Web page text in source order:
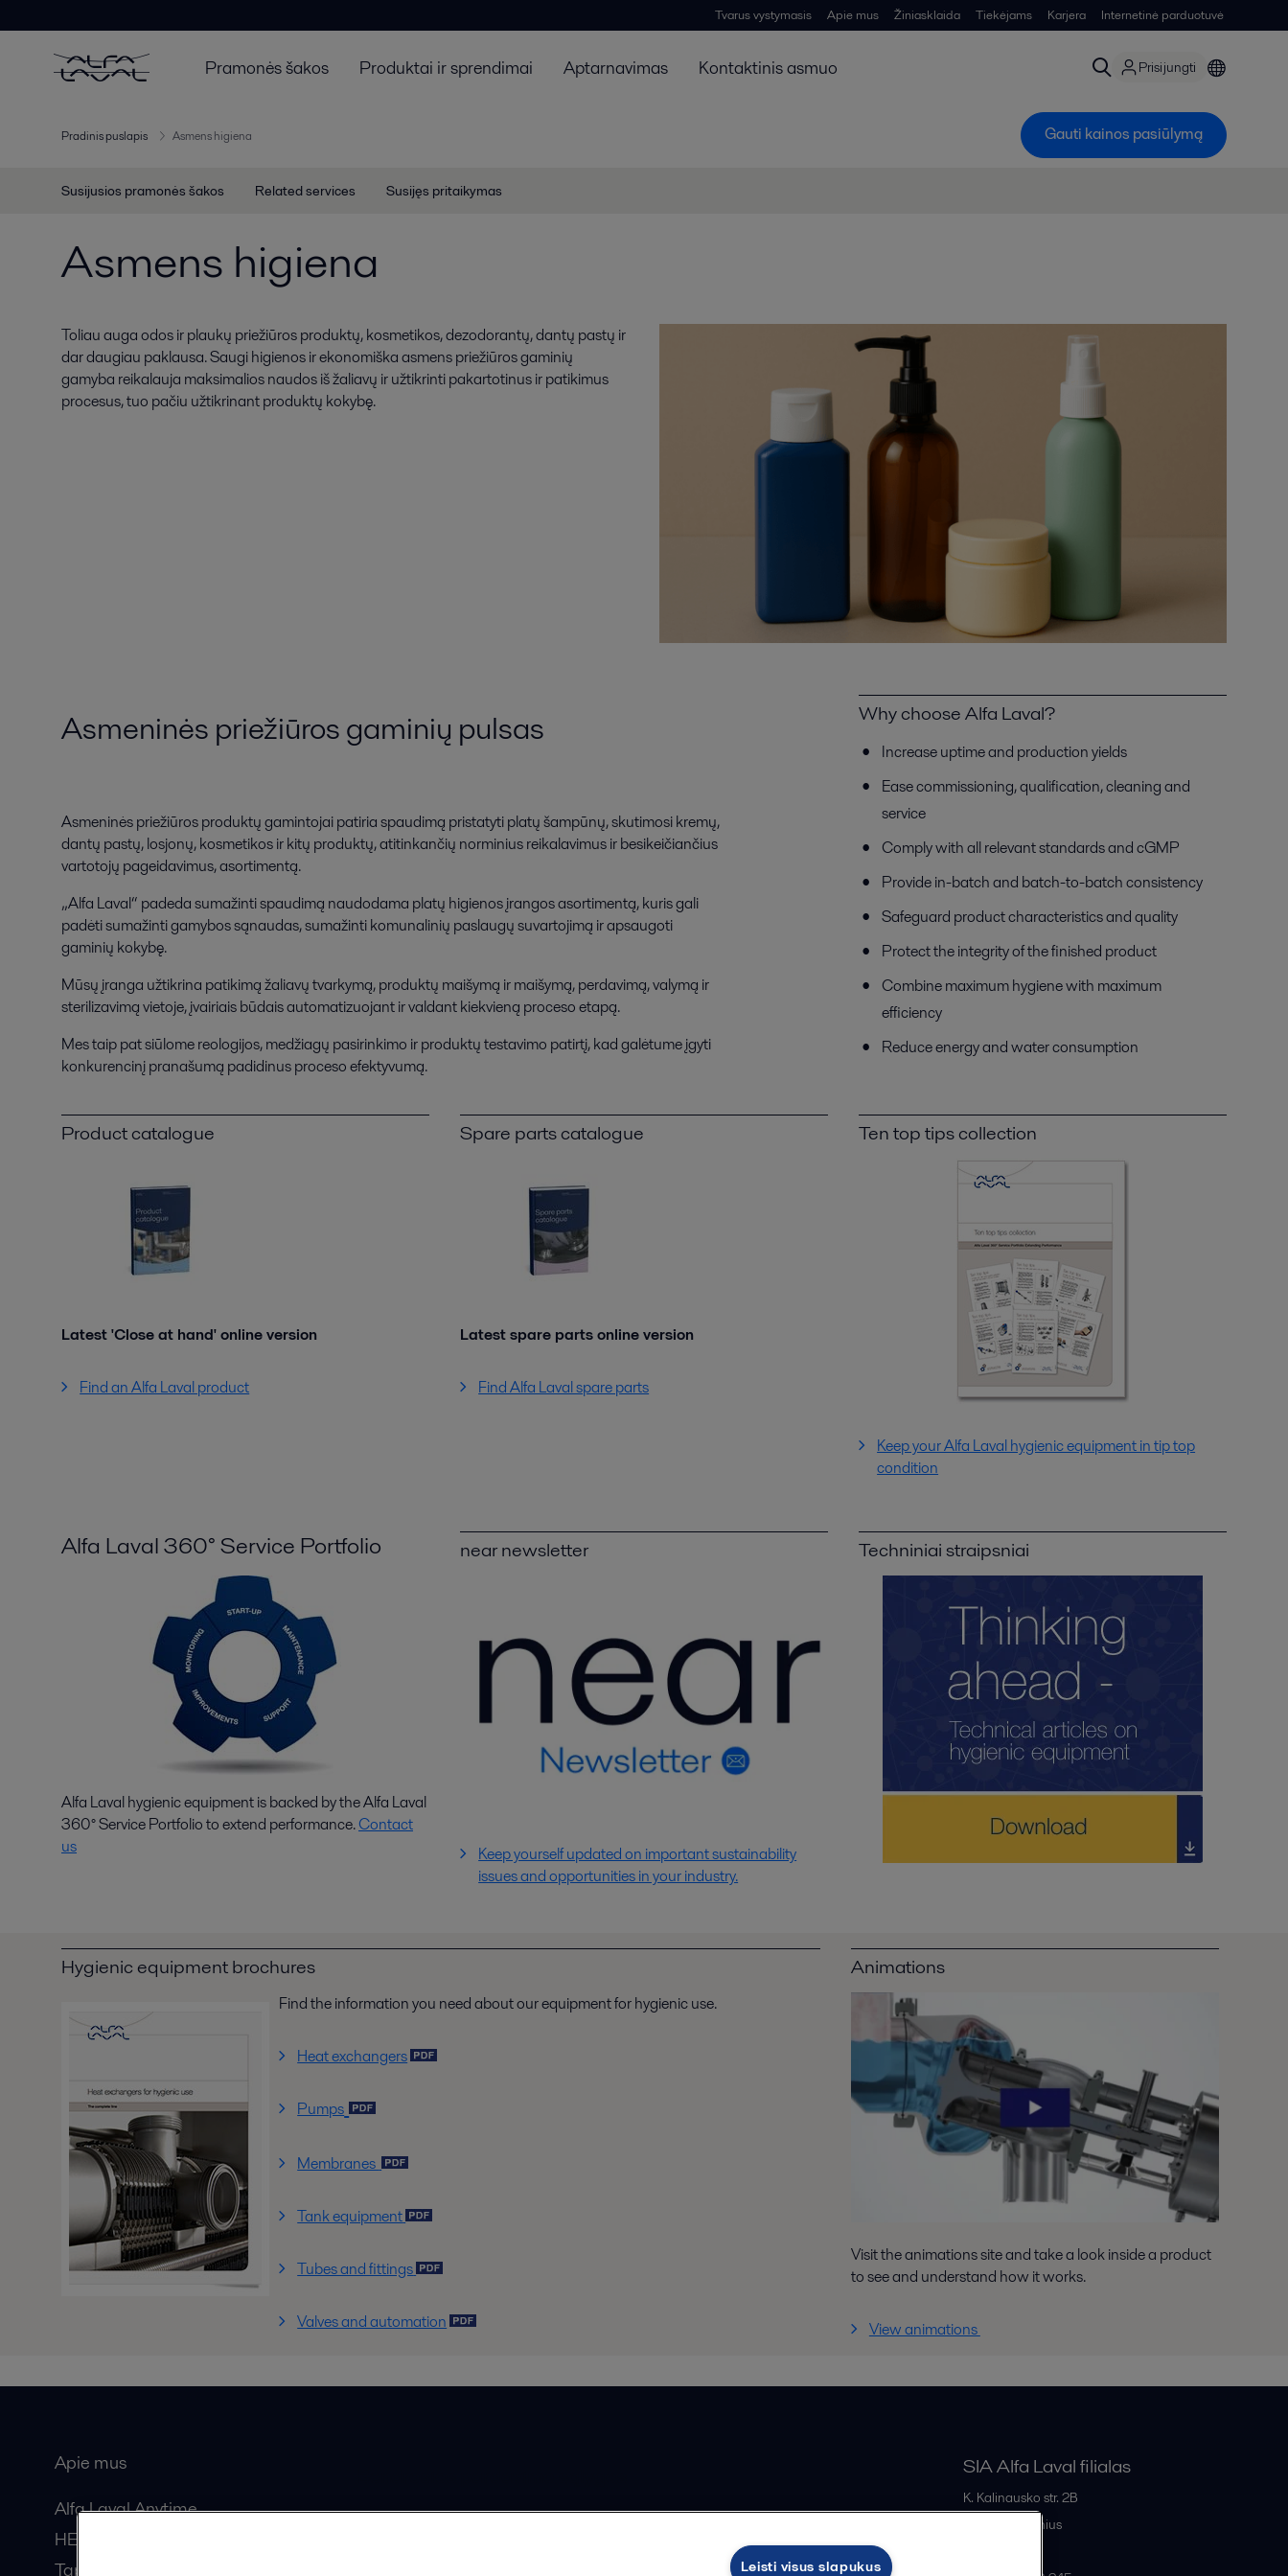
Tvarus vystymasis Apie mus Žiniasklaida Tiekėjams Karjera Internetinė parduotuvė
Pramonės šakos Produktai ir sprendimai Aptarnavimas Kontaktinis asmuo Prisijungti
Pradinis puslapis Asmens higiena Gauti kainos pasiūlymą
Susijusios pramonės šakos Related services Susijęs pritaikymas
Asmens higiena
Toliau auga odos ir plaukų priežiūros produktų, kosmetikos, dezodorantų, dantų pastų ir
dar daugiau paklausa. Saugi higienos ir ekonomiška asmens priežiūros gaminių
gamyba reikalauja maksimalios naudos iš žaliavų ir užtikrinti pakartotinus ir patikimus
procesus, tuo pačiu užtikrinant produktų kokybę.
Asmeninės priežiūros gaminių pulsas
Asmeninės priežiūros produktų gamintojai patiria spaudimą pristatyti platų šampūnų, skutimosi kremų,
dantų pastų, losjonų, kosmetikos ir kitų produktų, atitinkančių norminius reikalavimus ir besikeičiančius
vartotojų pageidavimus, asortimentą.
„Alfa Laval“ padeda sumažinti spaudimą naudodama platų higienos įrangos asortimentą, kuris gali
padėti sumažinti gamybos sąnaudas, sumažinti komunalinių paslaugų suvartojimą ir apsaugoti
gaminių kokybę.
Mūsų įranga užtikrina patikimą žaliavų tvarkymą, produktų maišymą ir maišymą, perdavimą, valymą ir
sterilizavimą vietoje, įvairiais būdais automatizuojant ir valdant kiekvieną proceso etapą.
Mes taip pat siūlome reologijos, medžiagų pasirinkimo ir produktų testavimo patirtį, kad galėtume įgyti
konkurencinį pranašumą padidinus proceso efektyvumą.
Why choose Alfa Laval?
Increase uptime and production yields
Ease commissioning, qualification, cleaning and
service
Comply with all relevant standards and cGMP
Provide in-batch and batch-to-batch consistency
Safeguard product characteristics and quality
Protect the integrity of the finished product
Combine maximum hygiene with maximum
efficiency
Reduce energy and water consumption
Product catalogue
Latest 'Close at hand' online version
Find an Alfa Laval product
Spare parts catalogue
Latest spare parts online version
Find Alfa Laval spare parts
Ten top tips collection
Keep your Alfa Laval hygienic equipment in tip top
condition
Alfa Laval 360° Service Portfolio
Alfa Laval hygienic equipment is backed by the Alfa Laval
360° Service Portfolio to extend performance.Contact
us
near newsletter
Keep yourself updated on important sustainability
issues and opportunities in your industry.
Techniniai straipsniai
Hygienic equipment brochures
Find the information you need about our equipment for hygienic use.
Heat exchangers
Pumps
Membranes
Tank equipment
Tubes and fittings
Valves and automation
Animations
Visit the animations site and take a look inside a product
to see and understand how it works.
View animations
Apie mus
Alfa Laval Anytime
HERE žurnalas
Tapkite partneriu!
SIA Alfa Laval filialas
K. Kalinausko str. 2B
Vilnius
Leisti visus slapukus